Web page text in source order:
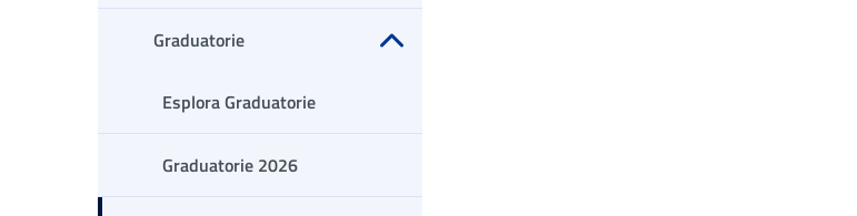
Graduatorie
Esplora Graduatorie
Graduatorie 2026